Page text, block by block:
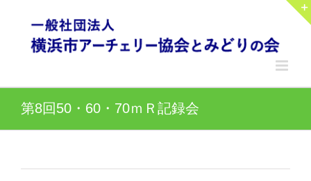
content
第8回50・60・70ｍＲ記録会